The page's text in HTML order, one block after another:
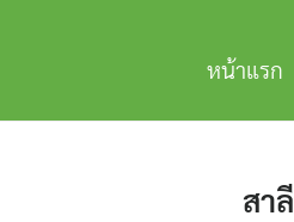
หน้าแรก
สาลี